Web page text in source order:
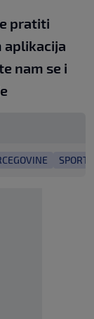
pratiti
aplikacija
nam se i
SPORT